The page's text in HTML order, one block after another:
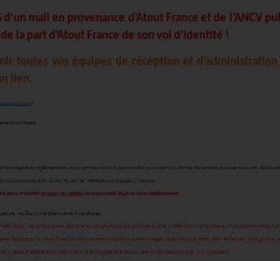
d’un mail en provenance d’Atout France et de l’ANCV
la part d’Atout France de son vol d’identité !
toutes vos équipes de réception et d’administration
lien.